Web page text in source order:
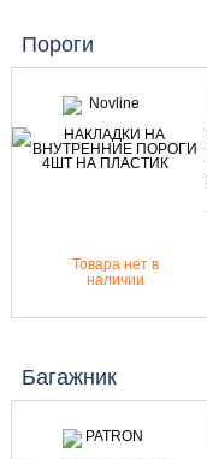
Пороги
Товара нет в
наличии
Багажник